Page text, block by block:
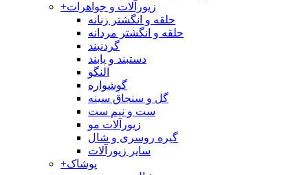
+زیورآلات و جواهرات
حلقه و انگشتر زنانه
حلقه و انگشتر مردانه
گردنبند
دستبند و پابند
النگو
گوشواره
گل و سنجاق سینه
ست و نیم ست
زیورآلات مو
گیره روسری و شال
سایر زیورآلات
+پوشاک